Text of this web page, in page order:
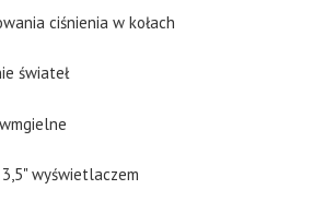
ciśnienia w kołach
świateł
wyświetlaczem